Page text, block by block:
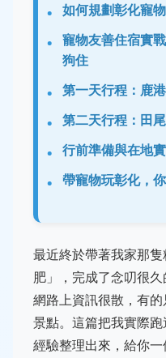
如何規劃彰化寵
寵物友善住宿實
狗住
第一天行程：鹿
第二天行程：田
行前準備與在地
帶寵物玩彰化，
最近終於帶著我家那
肥」，完成了念叨很
網路上資訊很散，有
景點。這篇把我實際
經驗整理出來，給你